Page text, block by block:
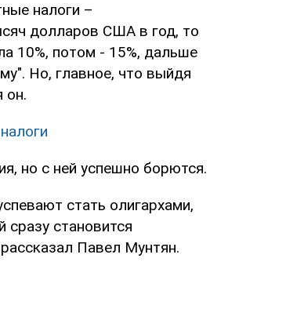
налоги –
долларов США в год, то
10%, потом - 15%, дальше
Но, главное, что выйдя
он.
но с ней успешно борются.
стать олигархами,
становится
Павел Мунтян.